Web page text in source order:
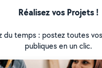
Réalisez vos Projets !
du temps : postez toutes
publiques en un clic.